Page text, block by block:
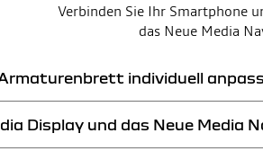
Verbinden Sie Ihr Smartphone
das Neue Media
individuell
Widgets) über die Knöpfe auf
Display und das Neue Media